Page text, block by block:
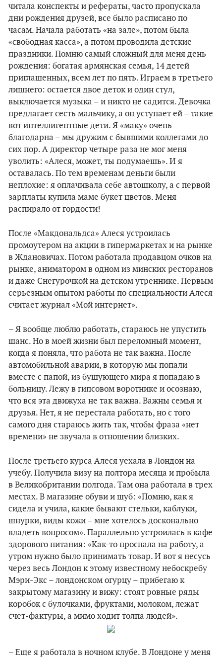
читала конспекты и рефераты, часто пропускала
дни рождения друзей, все было расписано по
часам. Начала работать «на зале», потом была
«свободная касса», а потом проводила детские
праздники. Помню самый сложный для меня день
рождения: богатая армянская семья, 14 детей
приглашенных, всем лет по пять. Играем в третьего
лишнего: остается двое деток и один стул,
выключается музыка – и никто не садится. Девочка
предлагает сесть мальчику, а он уступает ей – такие
вот интеллигентные дети. Я «маку» очень
благодарна – мы дружим с бывшими коллегами до
сих пор. А директор четыре раза не мог меня
уволить: «Алеся, может, ты подумаешь». И я
оставалась. По тем временам деньги были
неплохие: я оплачивала себе автошколу, а с первой
зарплаты купила маме букет цветов. Меня
распирало от гордости!
После «Макдональдса» Алеся устроилась
промоутером на акции в гипермаркетах и на рынке
в Ждановичах. Потом работала продавцом очков на
рынке, аниматором в одном из минских ресторанов
и даже Снегурочкой на детском утреннике. Первым
серьезным опытом работы по специальности Алеся
считает журнал «Мой интернет».
– Я вообще люблю работать, стараюсь не упустить
шанс. Но в моей жизни был переломный момент,
когда я поняла, что работа не так важна. После
автомобильной аварии, в которую мы попали
вместе с папой, из бушующего мира я попадаю в
больницу. Лежу в гипсовом воротнике и осознаю,
что вся эта движуха не так важна. Важны семья и
друзья. Нет, я не перестала работать, но с того
самого дня стараюсь жить так, чтобы фраза «нет
времени» не звучала в отношении близких.
После третьего курса Алеся уехала в Лондон на
учебу. Получила визу на полтора месяца и пробыла
в Великобритании полгода. Там она работала в трех
местах. В магазине обуви и шуб: «Помню, как я
сидела и учила, какие бывают стельки, каблуки,
шнурки, виды кожи – мне хотелось досконально
владеть вопросом». Параллельно устроилась в кафе
здорового питания: «Как-то проспала на работу, а
утром нужно было принимать товар. И вот я несусь
через весь Лондон к этому известному небоскребу
Мэри-Экс – лондонском огурцу – прибегаю к
закрытому магазину и вижу: стоят ровные ряды
коробок с булочками, фруктами, молоком, лежат
счет-фактуры, а мимо ходит толпа людей».
– Еще я работала в ночном клубе. В Лондоне у меня